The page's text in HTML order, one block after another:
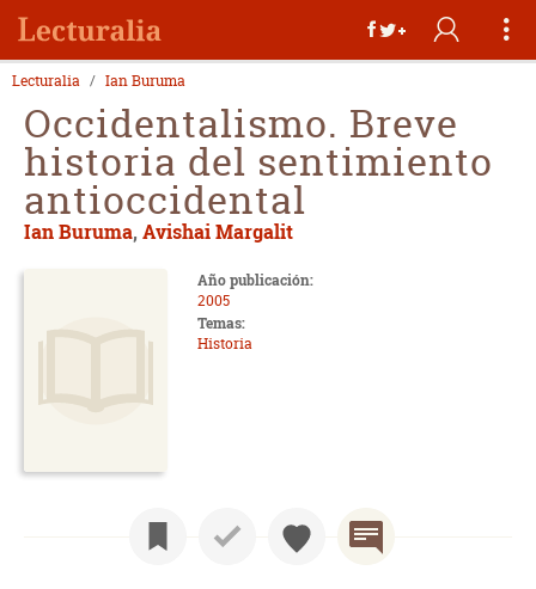
Lecturalia Ian Buruma
Occidentalismo. Breve
historia del sentimiento
antioccidental
Ian Buruma, Avishai Margalit
Año publicación:
2005
Temas:
Historia